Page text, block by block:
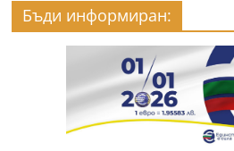
Бъди информиран: